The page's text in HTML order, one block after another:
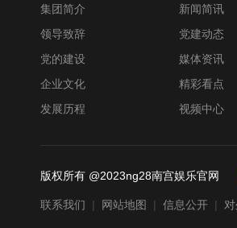
集团简介
领导致辞
党的建设
企业文化
发展历程
新闻简讯
党建动态
媒体资讯
精彩看点
视频中心
版权所有 @2023ng28南宫娱乐官网
联系我们 | 网站地图 | 信息公开 |